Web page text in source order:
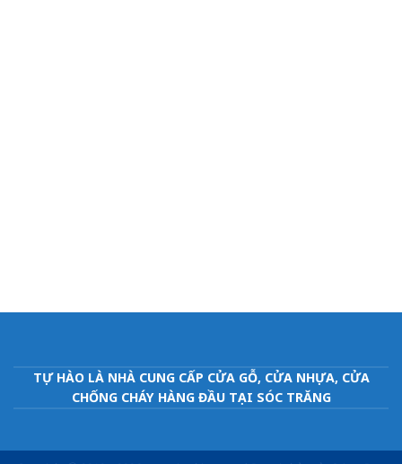
TỰ HÀO LÀ NHÀ CUNG CẤP CỬA GỖ, CỬA NHỰA, CỬA
CHỐNG CHÁY HÀNG ĐẦU TẠI SÓC TRĂNG